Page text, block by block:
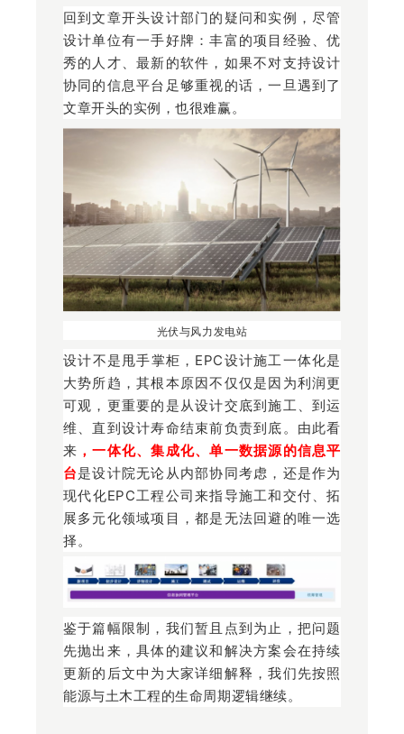
回到文章开头设计部门的疑问和实例，尽管
设计单位有一手好牌：丰富的项目经验、优
秀的人才、最新的软件，如果不对支持设计
协同的信息平台足够重视的话，一旦遇到了
文章开头的实例，也很难赢。
光伏与风力发电站
设计不是甩手掌柜，EPC设计施工一体化是
大势所趋，其根本原因不仅仅是因为利润更
可观，更重要的是从设计交底到施工、到运
维、直到设计寿命结束前负责到底。由此看
来 ，一体化、集成化、单一数据源的信息平
台是设计院无论从内部协同考虑，还是作为
现代化EPC工程公司来指导施工和交付、拓
展多元化领域项目，都是无法回避的唯一选
择。
鉴于篇幅限制，我们暂且点到为止，把问题
先抛出来，具体的建议和解决方案会在持续
更新的后文中为大家详细解释，我们先按照
能源与土木工程的生命周期逻辑继续。